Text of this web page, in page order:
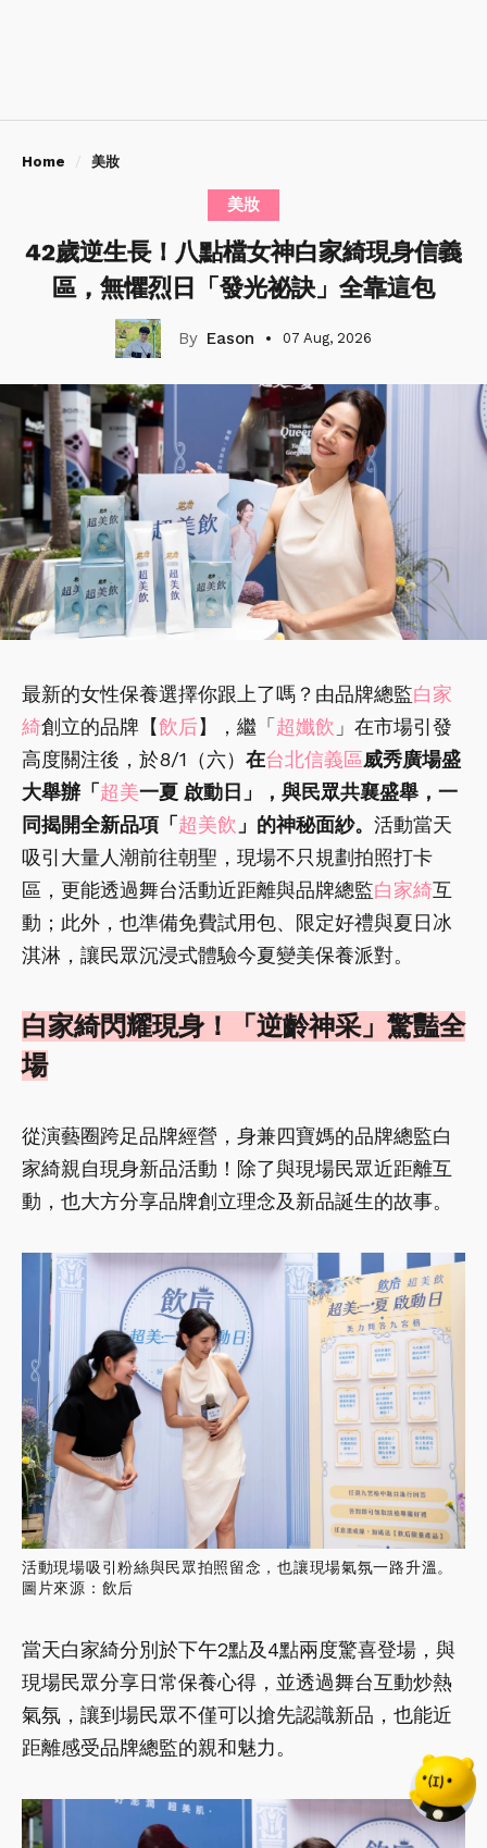
Home 美妝
美妝
42歲逆生長！八點檔女神白家綺現身信義
區，無懼烈日「發光祕訣」全靠這包
Eason 07 Aug, 2026
最新的女性保養選擇你跟上了嗎？由品牌總監白家
綺創立的品牌【飲后】，繼「超孅飲 」在市場引發
高度關注後，於8/1（六） 在台北信義區威秀廣場盛
大舉辦「超美一夏 啟動日」，與民眾共襄盛舉，一
同揭開全新品項「超美飲 」的神秘面紗。 活動當天
吸引大量人潮前往朝聖，現場不只規劃拍照打卡
區，更能透過舞台活動近距離與品牌總監白家綺互
動；此外，也準備免費試用包、限定好禮與夏日冰
淇淋，讓民眾沉浸式體驗今夏變美保養派對。
白家綺閃耀現身！「逆齡神采」驚豔全
場
從演藝圈跨足品牌經營，身兼四寶媽的品牌總監白
家綺親自現身新品活動！除了與現場民眾近距離互
動，也大方分享品牌創立理念及新品誕生的故事。
活動現場吸引粉絲與民眾拍照留念，也讓現場氣氛一路升溫。
圖片來源：飲后
當天白家綺分別於下午2點及4點兩度驚喜登場，與
現場民眾分享日常保養心得，並透過舞台互動炒熱
氣氛，讓到場民眾不僅可以搶先認識新品，也能近
距離感受品牌總監的親和魅力。